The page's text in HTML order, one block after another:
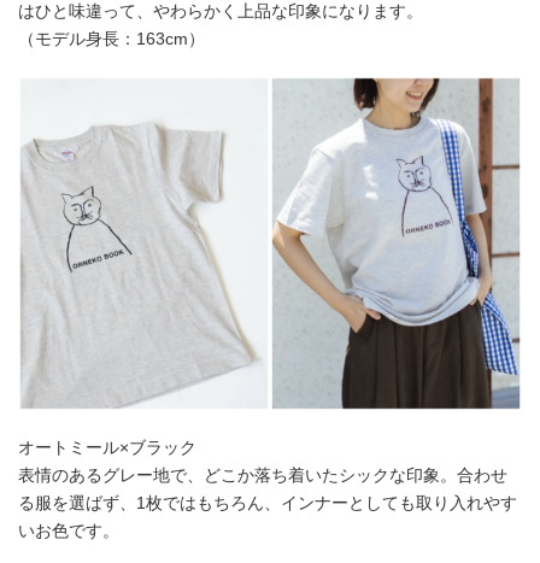
はひと味違って、やわらかく上品な印象になります。
（モデル身長：163cm）
オートミール×ブラック
表情のあるグレー地で、どこか落ち着いたシックな印象。合わせ
る服を選ばず、1枚ではもちろん、インナーとしても取り入れやす
いお色です。